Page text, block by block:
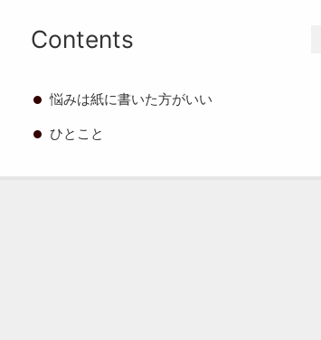
Contents
悩みは紙に書いた方がいい
ひとこと